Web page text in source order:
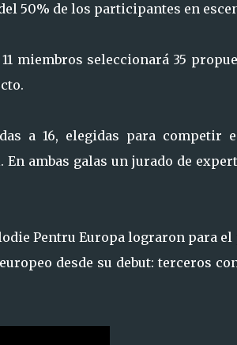
50% de los participantes en
miembros seleccionará 35
a 16, elegidas para competir
ambas galas un jurado de
Pentru Europa lograron para el
desde su debut: terceros